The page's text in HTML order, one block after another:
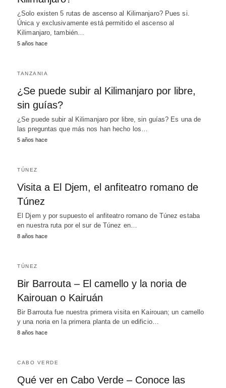
¿Solo existen 5 rutas de ascenso al Kilimanjaro? Pues si.
Única y exclusivamente está permitido el ascenso al
Kilimanjaro, también…
5 años hace
TANZANIA
¿Se puede subir al Kilimanjaro por libre,
sin guías?
¿Se puede subir al Kilimanjaro por libre, sin guías? Es una de
las preguntas que más nos han hecho los…
5 años hace
TÚNEZ
Visita a El Djem, el anfiteatro romano de
Túnez
El Djem y por supuesto el anfiteatro romano de Túnez estaba
en nuestra ruta por el sur de Túnez en…
8 años hace
TÚNEZ
Bir Barrouta – El camello y la noria de
Kairouan o Kairuán
Bir Barrouta fue nuestra primera visita en Kairouan; un camello
y una noria en la primera planta de un edificio…
8 años hace
CABO VERDE
Qué ver en Cabo Verde – Conoce las